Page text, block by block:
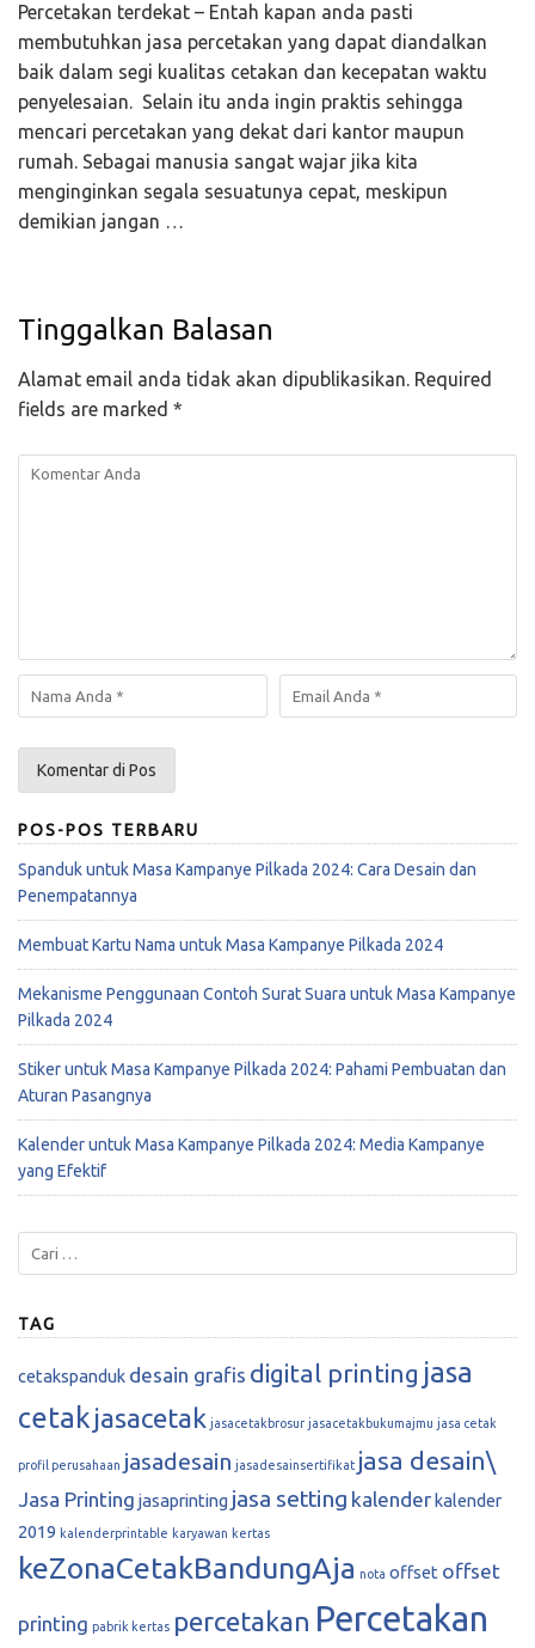
Percetakan terdekat – Entah kapan anda pasti
membutuhkan jasa percetakan yang dapat diandalkan
baik dalam segi kualitas cetakan dan kecepatan waktu
penyelesaian. Selain itu anda ingin praktis sehingga
mencari percetakan yang dekat dari kantor maupun
rumah. Sebagai manusia sangat wajar jika kita
menginginkan segala sesuatunya cepat, meskipun
demikian jangan …
Tinggalkan Balasan
Alamat email anda tidak akan dipublikasikan. Required
fields are marked *
POS-POS TERBARU
Spanduk untuk Masa Kampanye Pilkada 2024: Cara Desain dan
Penempatannya
Membuat Kartu Nama untuk Masa Kampanye Pilkada 2024
Mekanisme Penggunaan Contoh Surat Suara untuk Masa Kampanye
Pilkada 2024
Stiker untuk Masa Kampanye Pilkada 2024: Pahami Pembuatan dan
Aturan Pasangnya
Kalender untuk Masa Kampanye Pilkada 2024: Media Kampanye
yang Efektif
TAG
cetakspanduk desain grafis digital printing jasa
cetak jasacetak jasacetakbrosur jasacetakbukumajmu jasa cetak
profil perusahaan jasadesain jasadesainsertifikat jasa desain\
Jasa Printing jasaprinting jasa setting kalender kalender
2019 kalenderprintable karyawan kertas
keZonaCetakBandungAja nota offset offset
printing pabrik kertas percetakan Percetakan